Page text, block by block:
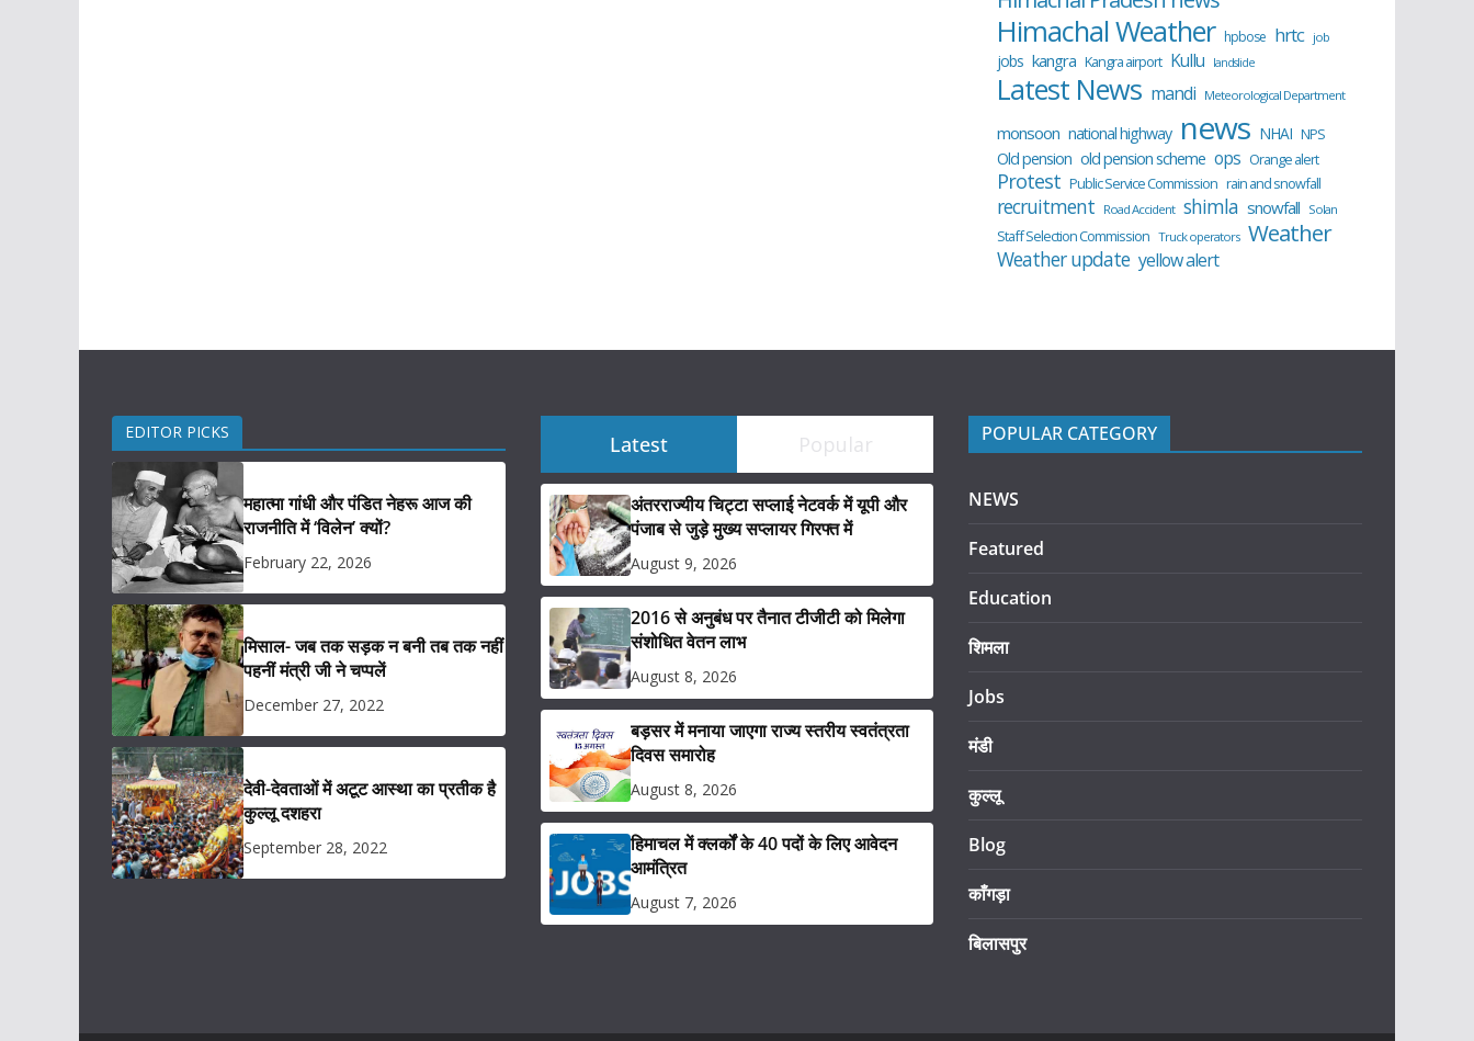
Himachal Weather hpbose hrtc job
jobs kangra Kangra airport Kullu landslide
Latest News mandi Meteorological Department
monsoon national highway news NHAI NPS
Old pension old pension scheme ops Orange alert
Protest Public Service Commission rain and snowfall
recruitment Road Accident shimla snowfall Solan
Staff Selection Commission Truck operators Weather
Weather update yellow alert
EDITOR PICKS
महात्मा गांधी और पंडित नेहरू आज की
राजनीति में ‘विलेन’ क्यों?
February 22, 2026
मिसाल- जब तक सड़क न बनी तब तक नहीं
पहनीं मंत्री जी ने चप्पलें
December 27, 2022
देवी-देवताओं में अटूट आस्था का प्रतीक है
कुल्लू दशहरा
September 28, 2022
Latest Popular
अंतरराज्यीय चिट्टा सप्लाई नेटवर्क में यूपी और
पंजाब से जुड़े मुख्य सप्लायर गिरफ्त में
August 9, 2026
2016 से अनुबंध पर तैनात टीजीटी को मिलेगा
संशोधित वेतन लाभ
August 8, 2026
बड़सर में मनाया जाएगा राज्य स्तरीय स्वतंत्रता
दिवस समारोह
August 8, 2026
हिमाचल में क्लर्कों के 40 पदों के लिए आवेदन
आमंत्रित
August 7, 2026
POPULAR CATEGORY
NEWS
Featured
Education
शिमला
Jobs
मंडी
कुल्लू
Blog
काँगड़ा
बिलासपुर